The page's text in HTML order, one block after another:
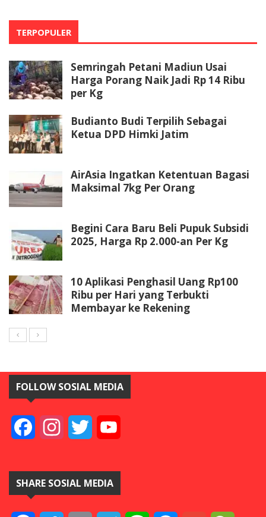
TERPOPULER
Semringah Petani Madiun Usai
Harga Porang Naik Jadi Rp 14 Ribu
per Kg
Budianto Budi Terpilih Sebagai
Ketua DPD Himki Jatim
AirAsia Ingatkan Ketentuan Bagasi
Maksimal 7kg Per Orang
Begini Cara Baru Beli Pupuk Subsidi
2025, Harga Rp 2.000-an Per Kg
10 Aplikasi Penghasil Uang Rp100
Ribu per Hari yang Terbukti
Membayar ke Rekening
FOLLOW SOSIAL MEDIA
FacebookInstagramTwitter
SHARE SOSIAL MEDIA